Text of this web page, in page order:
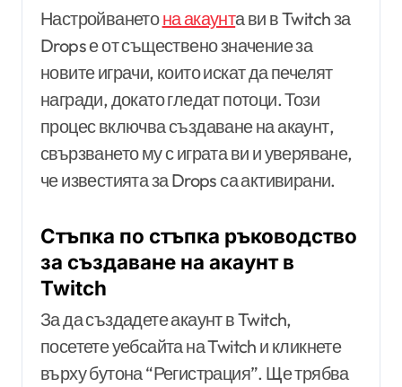
Настройванетона акаунта ви в Twitch за
Drops е от съществено значение за
новите играчи, които искат да печелят
награди, докато гледат потоци. Този
процес включва създаване на акаунт,
свързването му с играта ви и уверяване,
че известията за Drops са активирани.
Стъпка по стъпка ръководство
за създаване на акаунт в
Twitch
За да създадете акаунт в Twitch,
посетете уебсайта на Twitch и кликнете
върху бутона “Регистрация”. Ще трябва